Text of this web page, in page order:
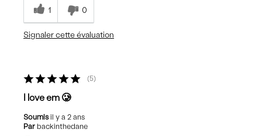
1 0
Signaler cette évaluation
5
I love em 🥲
Soumisil y a 2 ans
Par backinthedane